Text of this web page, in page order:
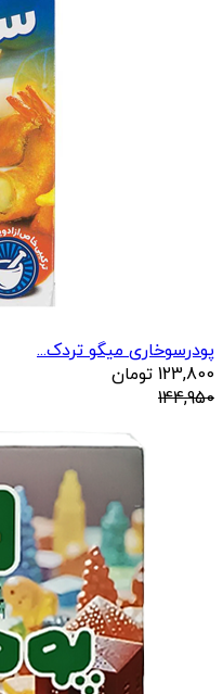
پودرسوخاری میگو تردک...
123,800 تومان
144,950